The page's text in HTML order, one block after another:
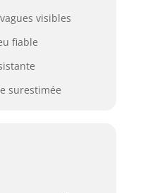
visibles
fiable
surestimée